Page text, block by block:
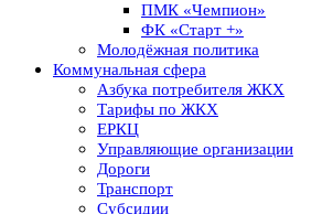
ПМК «Чемпион»
ФК «Старт +»
Молодёжная политика
Коммунальная сфера
Азбука потребителя ЖКХ
Тарифы по ЖКХ
ЕРКЦ
Управляющие организации
Дороги
Транспорт
Субсидии